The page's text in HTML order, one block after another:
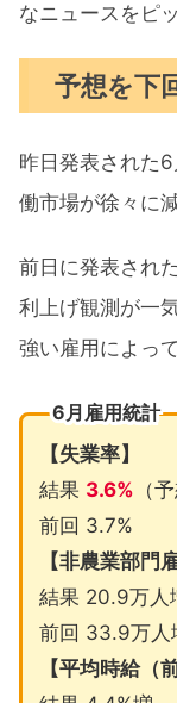
なニュースをピ
予想を下
昨日発表された
働市場が徐々に
前日に発表され
利上げ観測が一
強い雇用によっ
6月雇用統計
【失業率】
結果 3.6% （
前回 3.7%
【非農業部門
結果 20.9万人
前回 33.9万人
【平均時給（